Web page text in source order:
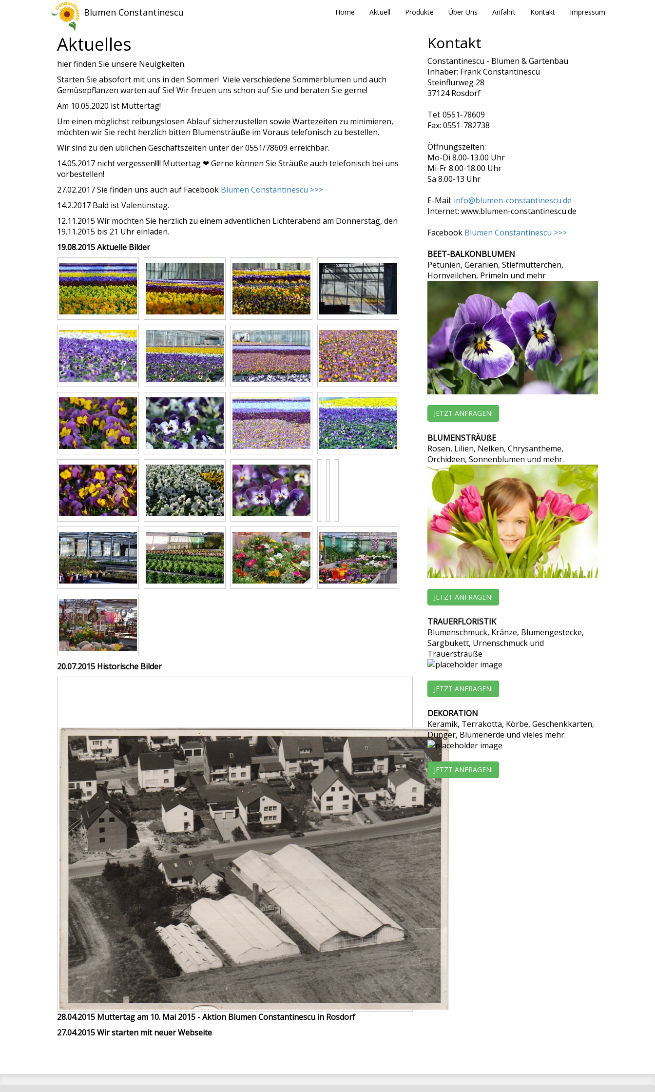
Blumen Constantinescu Home Aktuell Produkte Über Uns Anfahrt Kontakt Impressum
Aktuelles
hier finden Sie unsere Neuigkeiten.
Starten Sie absofort mit uns in den Sommer! Viele verschiedene Sommerblumen und auch
Gemüsepflanzen warten auf Sie! Wir freuen uns schon auf Sie und beraten Sie gerne!
Am 10.05.2020 ist Muttertag!
Um einen möglichst reibungslosen Ablauf sicherzustellen sowie Wartezeiten zu minimieren,
möchten wir Sie recht herzlich bitten Blumensträuße im Voraus telefonisch zu bestellen.
Wir sind zu den üblichen Geschäftszeiten unter der 0551/78609 erreichbar.
14.05.2017 nicht vergessen!!!! Muttertag ❤ Gerne können Sie Sträuße auch telefonisch bei uns
vorbestellen!
27.02.2017 Sie finden uns auch auf Facebook Blumen Constantinescu >>>
14.2.2017 Bald ist Valentinstag.
12.11.2015 Wir möchten Sie herzlich zu einem adventlichen Lichterabend am Donnerstag, den
19.11.2015 bis 21 Uhr einladen.
19.08.2015 Aktuelle Bilder
20.07.2015 Historische Bilder
28.04.2015 Muttertag am 10. Mai 2015 - Aktion Blumen Constantinescu in Rosdorf
27.04.2015 Wir starten mit neuer Webseite
Kontakt
Constantinescu - Blumen & Gartenbau
Inhaber: Frank Constantinescu
Steinflurweg 28
37124 Rosdorf
Tel: 0551-78609
Fax: 0551-782738
Öffnungszeiten:
Mo-Di 8.00-13.00 Uhr
Mi-Fr 8.00-18.00 Uhr
Sa 8.00-13 Uhr
E-Mail: info@blumen-constantinescu.de
Internet: www.blumen-constantinescu.de
Facebook Blumen Constantinescu >>>
BEET-BALKONBLUMEN
Petunien, Geranien, Stiefmütterchen,
Hornveilchen, Primeln und mehr
JETZT ANFRAGEN!
BLUMENSTRÄUßE
Rosen, Lilien, Nelken, Chrysantheme,
Orchideen, Sonnenblumen und mehr.
JETZT ANFRAGEN!
TRAUERFLORISTIK
Blumenschmuck, Kränze, Blumengestecke,
Sargbukett, Urnenschmuck und
Trauersträuße
JETZT ANFRAGEN!
DEKORATION
Keramik, Terrakotta, Körbe, Geschenkkarten,
Dünger, Blumenerde und vieles mehr.
JETZT ANFRAGEN!